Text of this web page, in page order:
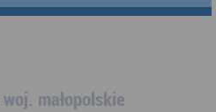
woj. małopolskie